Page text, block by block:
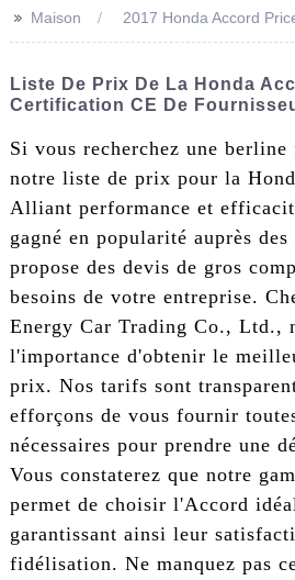
>> Maison 2017 Honda Accord
Liste De Prix De La Honda
Certification CE De
Si vous recherchez une
notre liste de prix pour la
Alliant performance et
gagné en popularité auprès
propose des devis de gros
besoins de votre entreprise.
Energy Car Trading Co., Ltd.,
l'importance d'obtenir le
prix. Nos tarifs sont
efforçons de vous fournir
nécessaires pour prendre une
Vous constaterez que notre
permet de choisir l'Accord
garantissant ainsi leur
fidélisation. Ne manquez pas